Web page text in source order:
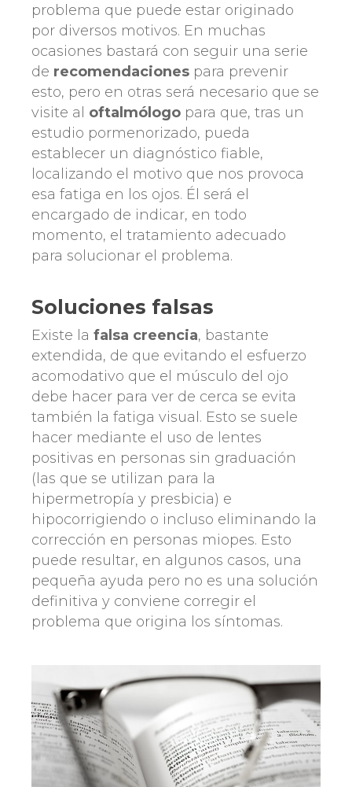
problema que puede estar originado
por diversos motivos. En muchas
ocasiones bastará con seguir una serie
de recomendaciones para prevenir
esto, pero en otras será necesario que se
visite al oftalmólogo para que, tras un
estudio pormenorizado, pueda
establecer un diagnóstico fiable,
localizando el motivo que nos provoca
esa fatiga en los ojos. Él será el
encargado de indicar, en todo
momento, el tratamiento adecuado
para solucionar el problema.
Soluciones falsas
Existe lafalsa creencia, bastante
extendida, de que evitando el esfuerzo
acomodativo que el músculo del ojo
debe hacer para ver de cerca se evita
también la fatiga visual. Esto se suele
hacer mediante el uso de lentes
positivas en personas sin graduación
(las que se utilizan para la
hipermetropía y presbicia) e
hipocorrigiendo o incluso eliminando la
corrección en personas miopes. Esto
puede resultar, en algunos casos, una
pequeña ayuda pero no es una solución
definitiva y conviene corregir el
problema que origina los síntomas.